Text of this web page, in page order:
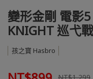
變形金剛 電影
KNIGHT 巡弋
孩之寶 Hasbro